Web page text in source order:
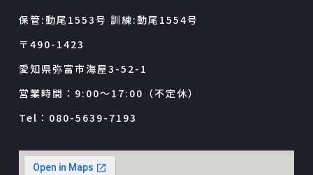
保管:動尾1553号 訓練:動尾1554号
〒490-1423
愛知県弥富市海屋3-52-1
営業時間：9:00～17:00（不定休）
Tel：080-5639-7193